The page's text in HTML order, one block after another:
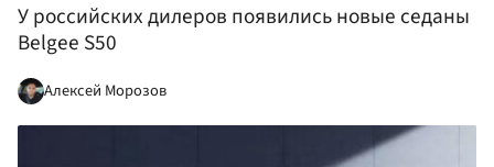
У российских дилеров появились новые седаны
Belgee S50
Алексей Морозов